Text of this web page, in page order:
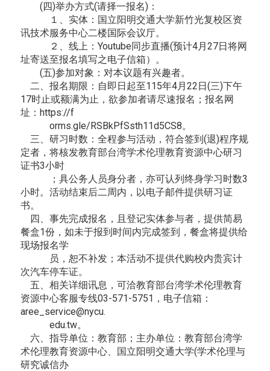
(四)举办方式(请择一报名)：
１、实体：国立阳明交通大学新竹光复校区资
讯技术服务中心二楼国际会议厅。
２、线上：Youtube同步直播(预计4月27日将网
址寄送至报名填写之电子信箱）。
(五)参加对象：对本议题有兴趣者。
二、报名期限：自即日起至115年4月22日(三)下午
17时止或额满为止，欲参加者请尽速报名；报名网
址：https://f
orms.gle/RSBkPfSsth11d5CS8。
三、研习时数：全程参与活动，符合签到(退)程序规
定者，将核发教育部台湾学术伦理教育资源中心研习
证书3小时
；具公务人员身分者，亦可认列终身学习时数3
小时。活动结束后二周内，以电子邮件提供研习证
书。
四、事先完成报名，且登记实体参与者，提供简易
餐盒1份，如未于报到时间内完成签到，餐盒将提供给
现场报名学
员，恕不补发；本活动不提供代购校内贵宾计
次汽车停车证。
五、相关详细讯息，可洽教育部台湾学术伦理教育
资源中心客服专线03-571-5751，电子信箱：
aree_service@nycu.
edu.tw。
六、指导单位：教育部；主办单位：教育部台湾学
术伦理教育资源中心、国立阳明交通大学(学术伦理与
研究诚信办